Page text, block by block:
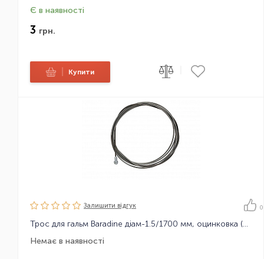
Є в наявності
3 грн.
Купити
Залишити вiдгук 0
Трос для гальм Baradine діам-1.5/1700 мм, оцинковка (Шимано)
Немає в наявності